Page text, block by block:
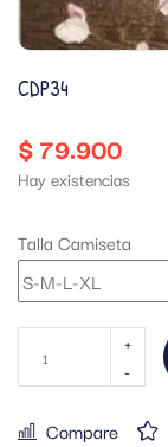
CDP34
$79.900
Hay existencias
Talla Camiseta
Compare